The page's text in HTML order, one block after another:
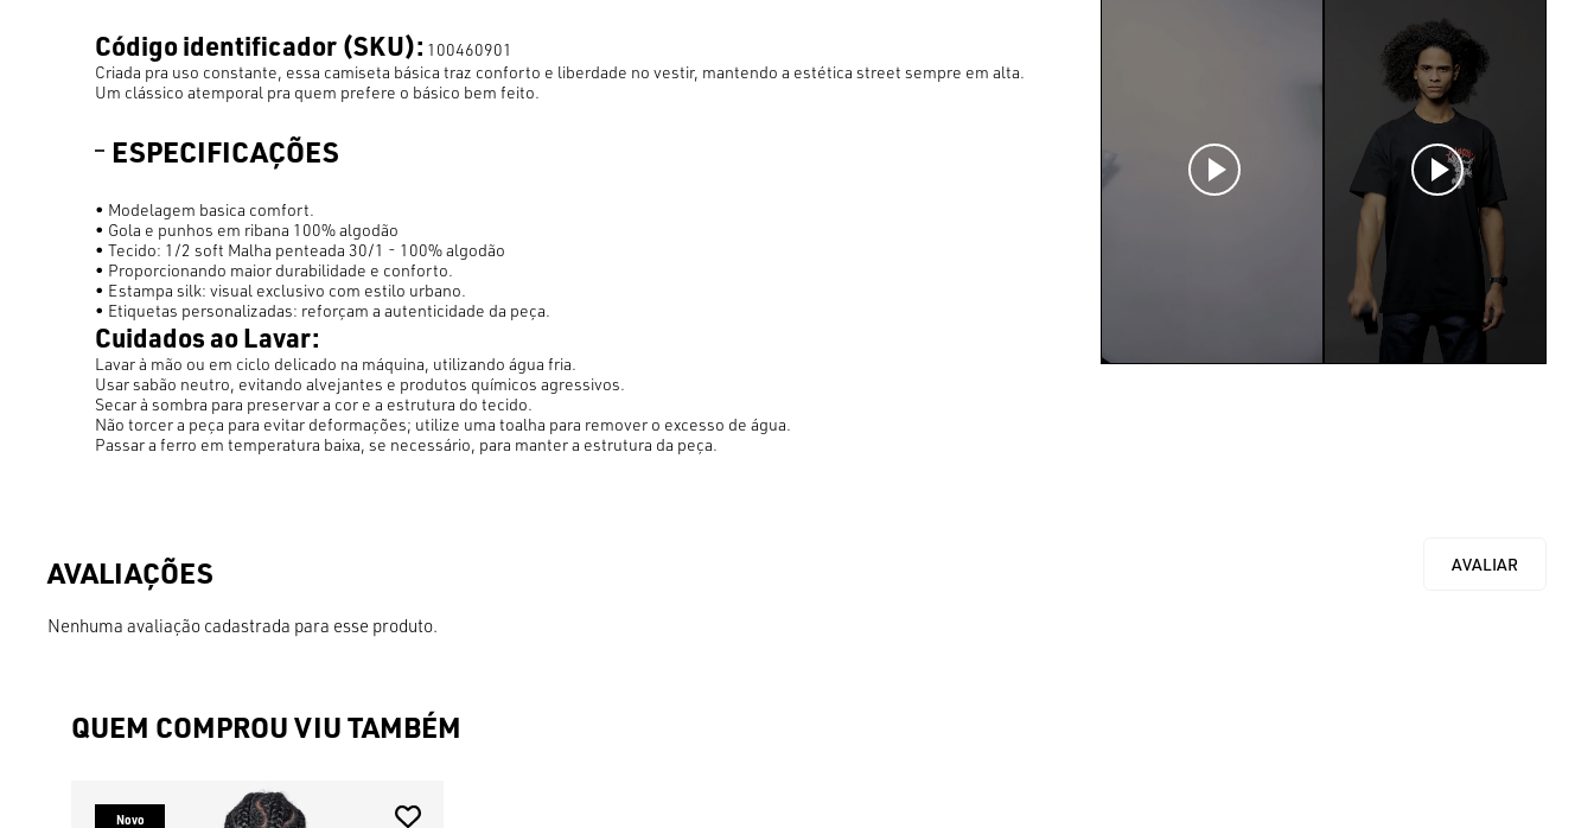
Código identificador (SKU): 100460901
Criada pra uso constante, essa camiseta básica traz conforto e liberdade no vestir, mantendo a estética street sempre em alta.
Um clássico atemporal pra quem prefere o básico bem feito.
ESPECIFICAÇÕES
• Modelagem basica comfort.
• Gola e punhos em ribana 100% algodão
• Tecido: 1/2 soft Malha penteada 30/1 - 100% algodão
• Proporcionando maior durabilidade e conforto.
• Estampa silk: visual exclusivo com estilo urbano.
• Etiquetas personalizadas: reforçam a autenticidade da peça.
Cuidados ao Lavar:
Lavar à mão ou em ciclo delicado na máquina, utilizando água fria.
Usar sabão neutro, evitando alvejantes e produtos químicos agressivos.
Secar à sombra para preservar a cor e a estrutura do tecido.
Não torcer a peça para evitar deformações; utilize uma toalha para remover o excesso de água.
Passar a ferro em temperatura baixa, se necessário, para manter a estrutura da peça.
Nenhuma avaliação cadastrada para esse produto.
QUEM COMPROU VIU TAMBÉM
Novo